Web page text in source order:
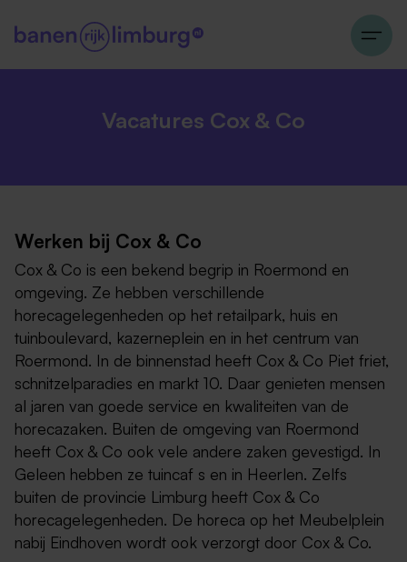
Vacatures Cox & Co
Werken bij Cox & Co
Cox & Co is een bekend begrip in Roermond en
omgeving. Ze hebben verschillende
horecagelegenheden op het retailpark, huis en
tuinboulevard, kazerneplein en in het centrum van
Roermond. In de binnenstad heeft Cox & Co Piet friet,
schnitzelparadies en markt 10. Daar genieten mensen
al jaren van goede service en kwaliteiten van de
horecazaken. Buiten de omgeving van Roermond
heeft Cox & Co ook vele andere zaken gevestigd. In
Geleen hebben ze tuincaf s en in Heerlen. Zelfs
buiten de provincie Limburg heeft Cox & Co
horecagelegenheden. De horeca op het Meubelplein
nabij Eindhoven wordt ook verzorgt door Cox & Co.